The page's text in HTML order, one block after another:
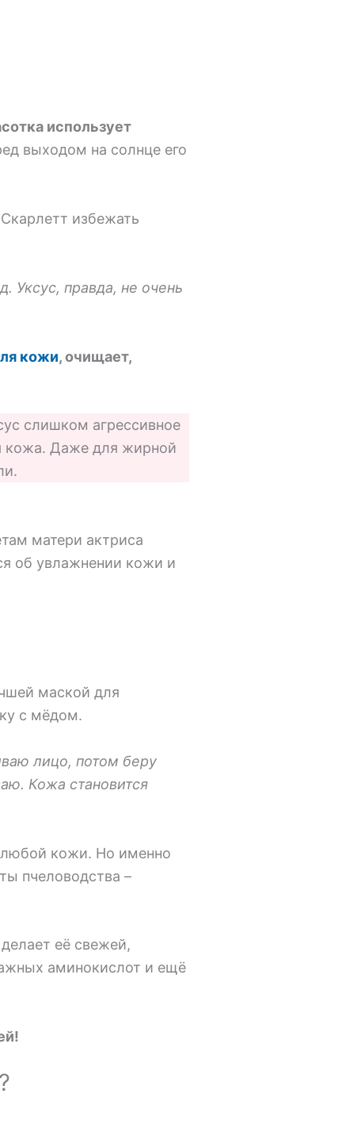
использует
выходом на солнце его
избежать
Уксус, правда, не очень
кожи, очищает,
слишком агрессивное
кожа. Даже для жирной
матери актриса
об увлажнении кожи и
маской для
с мёдом.
лицо, потом беру
Кожа становится
любой кожи. Но именно
пчеловодства –
её свежей,
аминокислот и ещё